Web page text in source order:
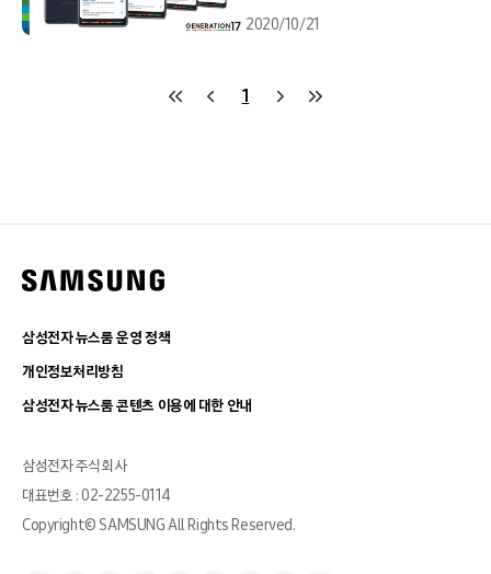
2020/10/21
1
삼성전자 뉴스룸 운영 정책
개인정보처리방침
삼성전자 뉴스룸 콘텐츠 이용에 대한 안내
삼성전자 주식회사
대표번호 : 02-2255-0114
Copyright© SAMSUNG All Rights Reserved.